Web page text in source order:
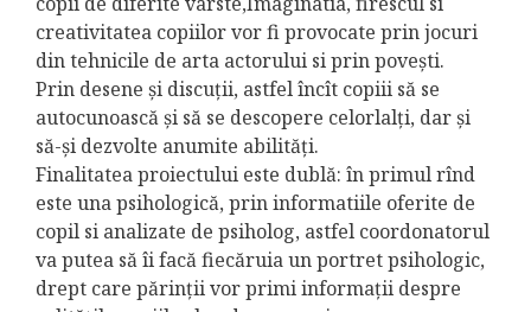
creativitatea copiilor vor fi provocate prin jocuri
din tehnicile de arta actorului si prin poveşti.
Prin desene şi discuţii, astfel încît copiii să se
autocunoască şi să se descopere celorlalţi, dar şi
să-şi dezvolte anumite abilităţi.
Finalitatea proiectului este dublă: în primul rînd
este una psihologică, prin informatiile oferite de
copil si analizate de psiholog, astfel coordonatorul
va putea să îi facă fiecăruia un portret psihologic,
drept care părinţii vor primi informaţii despre